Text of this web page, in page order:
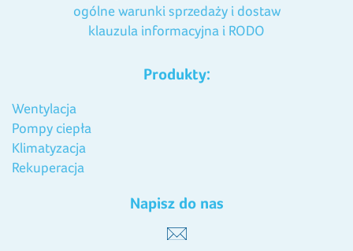
ogólne warunki sprzedaży i dostaw
klauzula informacyjna i RODO
Produkty:
Wentylacja
Pompy ciepła
Klimatyzacja
Rekuperacja
Napisz do nas